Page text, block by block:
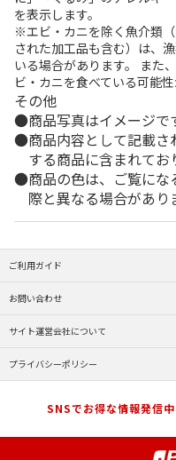
を表示します。
※エビ・カニを除く魚介類
された加工品も含む）は、
いる場合があります。 また
ビ・カニを食べている可能性
その他
商品写真はイメージで
商品内容として記載
する商品に含まれてお
商品の色は、ご覧に
際と異なる場合があり
ご利用ガイド
お問い合わせ
サイト運営会社について
プライバシーポリシー
SNSでお得な情報発信中